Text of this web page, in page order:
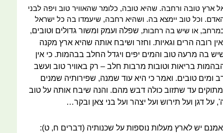
ארץ טובה ורחבה. שהיא טובה, כלומר שהאוויר טוב ויפה לבני
וכל טוב יימצא בה. ושהיא רחבה, שיעמדו בה כל ישראל
או שיש בה רחבות, שפלה ועמק ומשור גדולים וטובים,
רובה הרים וגאיות. וחזר ושיבח אותה שהיא ארץ מקנה
בה מרעה טוב והמים יפים ויגדל החלב בבהמות. כי אין
בריאות וטובות מרבות חלב – רק באוויר טוב ועשב
ומים טובים. ואמר כי היא עוד שמנה, שפירותיה שמנים
עד שתזוב כולה דבש מהם. והנה שיבח אותה על טוב
על דגן ועל תירוש ועל יצהר ועל בני צאן ובקר…
יש לארץ מעלות נוספות על שכנותיה (דברים ח, ט):